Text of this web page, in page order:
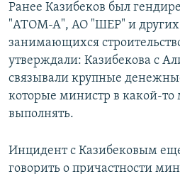
Ранее Казибеков был
"АТОМ-А", АО "ШЕР" и
занимающихся
утверждали: Казибекова с
связывали крупные
которые министр в какой-
выполнять.
Инцидент с Казибековым
говорить о причастности